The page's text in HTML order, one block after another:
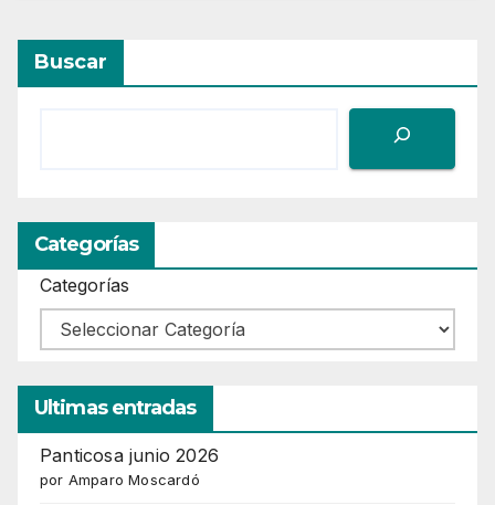
Buscar
Categorías
Categorías
Ultimas entradas
Panticosa junio 2026
por Amparo Moscardó